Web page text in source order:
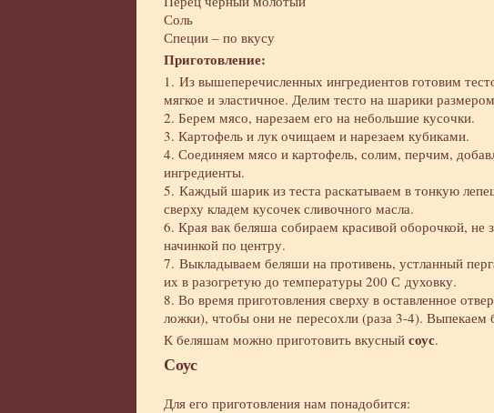
Соль
Специи – по вкусу
Приготовление:
1. Из вышеперечисленных ингредиентов готовим
мягкое и эластичное. Делим тесто на шарики
2. Берем мясо, нарезаем его на небольшие кусочки.
3. Картофель и лук очищаем и нарезаем кубиками.
4. Соединяем мясо и картофель, солим, перчим,
ингредиенты.
5. Каждый шарик из теста раскатываем в тонкую
сверху кладем кусочек сливочного масла.
6. Края вак беляша собираем красивой оборочкой,
начинкой по центру.
7. Выкладываем беляши на противень, устланный
их в разогретую до температуры 200 С духовку.
8. Во время приготовления сверху в оставленное
ложки), чтобы они не пересохли (раза 3-4). Выпекаем
К беляшам можно приготовить вкусный соус.
Соус
Для его приготовления нам понадобится: